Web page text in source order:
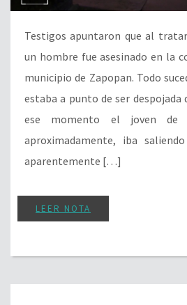
Testigos apuntaron que al
un hombre fue asesinado en la
municipio de Zapopan. Todo
estaba a punto de ser despojada
ese momento el joven de
aproximadamente, iba
aparentemente […]
LEER NOTA